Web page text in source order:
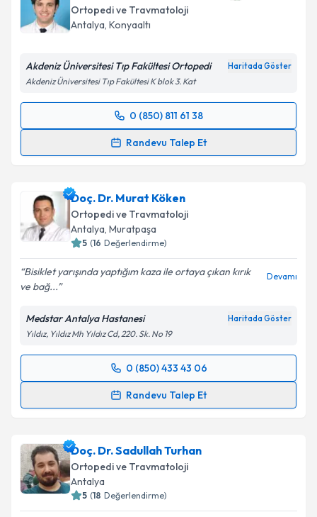
Ortopedi ve Travmatoloji
Antalya, Konyaaltı
Akdeniz Üniversitesi Tıp Fakültesi Ortopedi Haritada Göster
Akdeniz Üniversitesi Tıp Fakültesi K blok 3. Kat
0 (850) 811 61 38
Randevu Talep Et
Randevu Takvimi Talebi
için bir takvim hazırlandığında e-posta ile
bilgilendireceğiz.
E-posta Adresiniz
Metni'ni okudum ve kişisel verilerimin belirtilen
kapsamda işlenmesini kabul ediyorum.
Takvim Talebini Gönder
Doç. Dr. Murat Köken
Ortopedi ve Travmatoloji
Antalya, Muratpaşa
5 (16 Değerlendirme)
Bisiklet yarışında yaptığım kaza ile ortaya çıkan kırık
ve bağ...
Devamı
Medstar Antalya Hastanesi Haritada Göster
Yıldız, Yıldız Mh Yıldız Cd, 220. Sk. No 19
0 (850) 433 43 06
Randevu Talep Et
Randevu Takvimi Talebi
takvim hazırlandığında e-posta ile bilgilendireceğiz.
E-posta Adresiniz
Doç. Dr. Sadullah Turhan
Ortopedi ve Travmatoloji
Antalya
5 (18 Değerlendirme)